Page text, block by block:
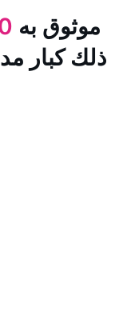
به15,000+
مديري